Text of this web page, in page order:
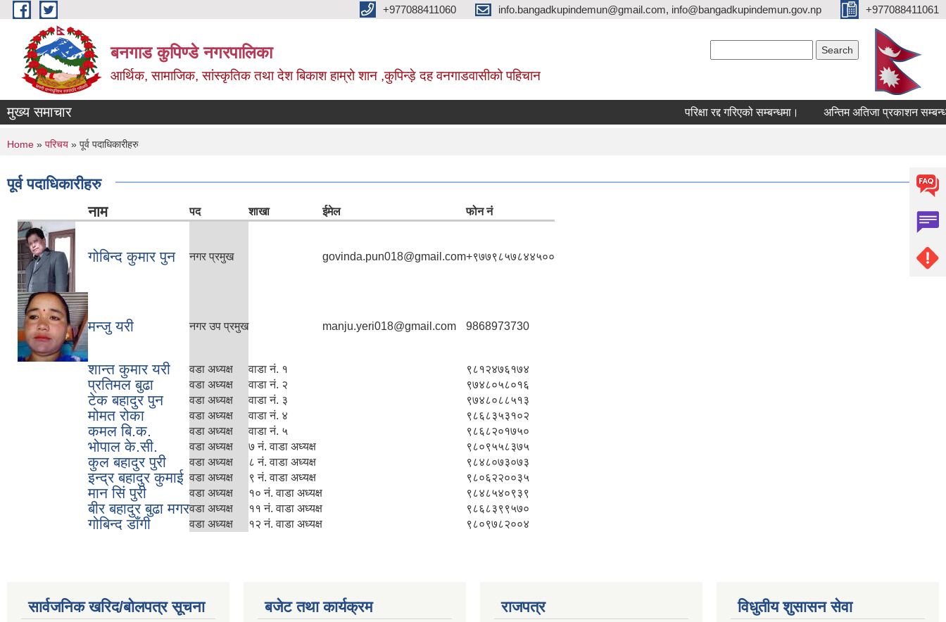
Skip to main content +977088411060 info.bangadkupindemun@gmail.com, info@bangadkupindemun.gov.np +977088411061
बनगाड कुपिण्डे नगरपालिका
आर्थिक, सामाजिक, सांस्कृतिक तथा देश बिकाश हाम्रो शान ,कुपिन्ड़े दह वनगाडवासीको पहिचान
मुख्य समाचार परिक्षा रद्द गरिएको सम्बन्धमा। अन्तिम अतिजा प्रकाशन सम्बन्धमा।
You are here
Home » परिचय » पूर्व पदाधिकारीहरु
पूर्व पदाधिकारीहरु
नाम पद शाखा ईमेल फोन नं
गोबिन्द कुमार पुन नगर प्रमुख govinda.pun018@gmail.com+९७७९८५७८४४५००
मन्जु यरी नगर उप प्रमुख manju.yeri018@gmail.com 9868973730
शान्त कुमार यरी वडा अध्यक्ष वाडा नं. १ ९८१२४७६१७४
प्रतिमल बुढा वडा अध्यक्ष वाडा नं. २ ९७४८०५८०१६
टेक बहादुर पुन वडा अध्यक्ष वाडा नं. ३ ९७४८०८८५१३
मोमत रोका वडा अध्यक्ष वाडा नं. ४ ९८६८३५३१०२
कमल बि.क. वडा अध्यक्ष वाडा नं. ५ ९८६८२०१७५०
भोपाल के.सी. वडा अध्यक्ष ७ नं. वाडा अध्यक्ष ९८०९५५८३७५
कुल बहादुर पुरी वडा अध्यक्ष ८ नं. वाडा अध्यक्ष ९८४८०७३०७३
इन्द्र बहादुर कुमाई वडा अध्यक्ष ९ नं. वाडा अध्यक्ष ९८०६२२००३५
मान सिं पुरी वडा अध्यक्ष १० नं. वाडा अध्यक्ष ९८४८५४०९३९
बीर बहादुर बुढा मगरवडा अध्यक्ष ११ नं. वाडा अध्यक्ष ९८६८३९९५७०
गोबिन्द डाँगी वडा अध्यक्ष १२ नं. वाडा अध्यक्ष ९८०९७८२००४
सार्वजनिक खरिद/बोलपत्र सूचना बजेट तथा कार्यक्रम राजपत्र विधुतीय शुसासन सेवा